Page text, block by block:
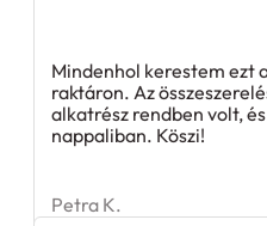
Mindenhol kerestem ezt
raktáron. Az
alkatrész rendben volt,
nappaliban. Köszi!
Petra K.